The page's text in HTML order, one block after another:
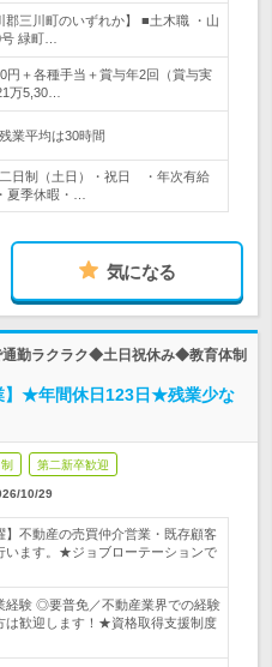
郡三川町のいずれか】 ■土木職 ・山
緑町…
円＋各種手当＋賞与年2回（賞与実
万5,30…
業平均は30時間
日制（土日）・祝日 ・年次有給
夏季休暇・…
気になる
勤ラクラク◆土日祝休み◆教育体制
】★年間休日123日★残業少な
第二新卒歓迎
10/29
】不動産の売買仲介営業・既存顧客
います。★ジョブローテーションで
経験 ◎要普免／不動産業界での経験
は歓迎します！★資格取得支援制度